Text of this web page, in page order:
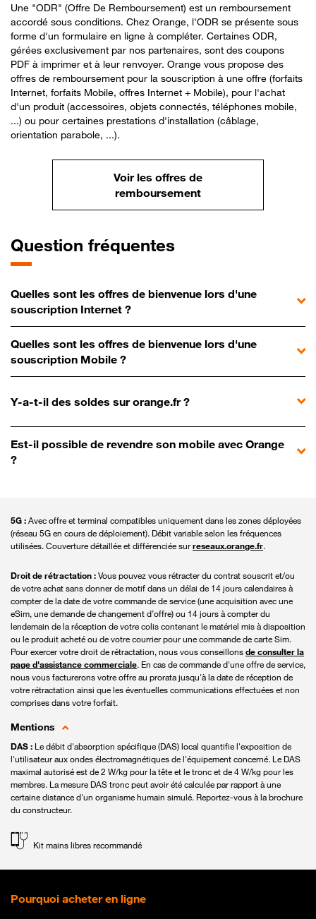
Une "ODR" (Offre De Remboursement) est un remboursement
accordé sous conditions. Chez Orange, l'ODR se présente sous
forme d'un formulaire en ligne à compléter. Certaines ODR,
gérées exclusivement par nos partenaires, sont des coupons
PDF à imprimer et à leur renvoyer. Orange vous propose des
offres de remboursement pour la souscription à une offre (forfaits
Internet, forfaits Mobile, offres Internet + Mobile), pour l'achat
d'un produit (accessoires, objets connectés, téléphones mobile,
...) ou pour certaines prestations d'installation (câblage,
orientation parabole, ...).
Voir les offres de
remboursement
Question fréquentes
Quelles sont les offres de bienvenue lors d'une
souscription Internet ?
Quelles sont les offres de bienvenue lors d'une
souscription Mobile ?
Y-a-t-il des soldes sur orange.fr ?
Est-il possible de revendre son mobile avec Orange
?
5G :Avec offre et terminal compatibles uniquement dans les zones déployées
(réseau 5G en cours de déploiement). Débit variable selon les fréquences
utilisées. Couverture détaillée et différenciée surreseaux.orange.fr.
Droit de rétractation :Vous pouvez vous rétracter du contrat souscrit et/ou
de votre achat sans donner de motif dans un délai de 14 jours calendaires à
compter de la date de votre commande de service (une acquisition avec une
eSim, une demande de changement d’offre) ou 14 jours à compter du
lendemain de la réception de votre colis contenant le matériel mis à disposition
ou le produit acheté ou de votre courrier pour une commande de carte Sim.
Pour exercer votre droit de rétractation, nous vous conseillonsde consulter la
page d'assistance commerciale. En cas de commande d'une offre de service,
nous vous facturerons votre offre au prorata jusqu'à la date de réception de
votre rétractation ainsi que les éventuelles communications effectuées et non
comprises dans votre forfait.
Mentions
DAS : Le débit d'absorption spécifique (DAS) local quantifie l'exposition de
l'utilisateur aux ondes électromagnétiques de l'équipement concerné. Le DAS
maximal autorisé est de 2 W/kg pour la tête et le tronc et de 4 W/kg pour les
membres. La mesure DAS tronc peut avoir été calculée par rapport à une
certaine distance d'un organisme humain simulé. Reportez-vous à la brochure
du constructeur.
Kit mains libres recommandé
Pourquoi acheter en ligne